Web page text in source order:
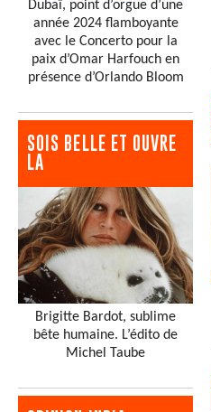
Dubaï, point d’orgue d’une
année 2024 flamboyante
avec le Concerto pour la
paix d’Omar Harfouch en
présence d’Orlando Bloom
SOIS BELLE ET OUVRE
LA
Brigitte Bardot, sublime
bête humaine. L’édito de
Michel Taube